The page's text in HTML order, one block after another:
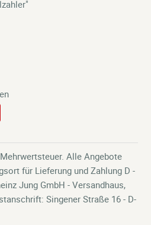
Alle Angebote
für Lieferung und Zahlung D -
Jung GmbH - Versandhaus,
Singener Straße 16 - D-